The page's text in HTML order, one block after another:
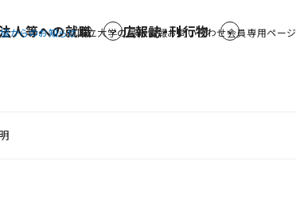
からのお知らせ国立大学の最新情報お問い合わせ会員専用ページ
人等への就職 広報誌・刊行物